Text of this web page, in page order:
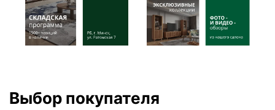
Выбор покупателя